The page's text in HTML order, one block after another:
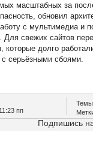
масштабных за
обновил
с мультимедиа и
Для свежих сайтов
которые долго
с серьёзными сбоями.
пп
Подпишись